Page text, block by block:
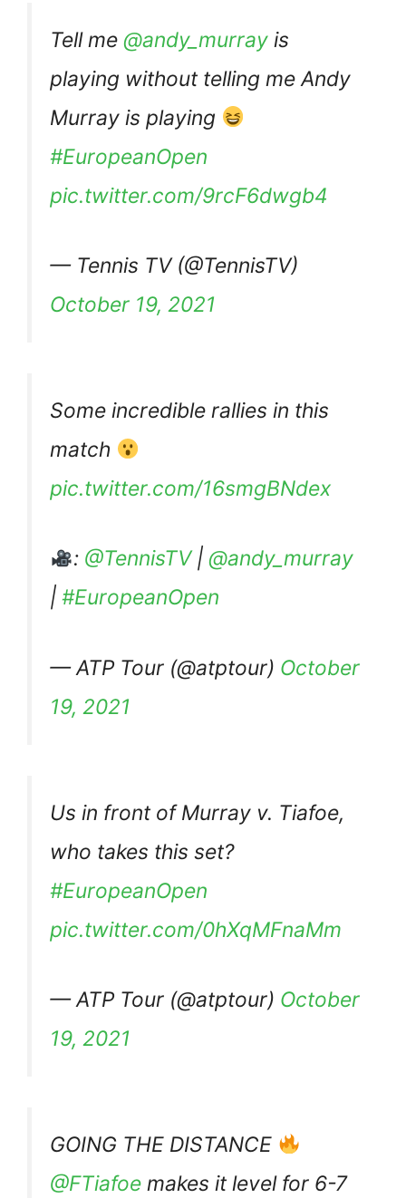
Tell me @andy_murray is
playing without telling me Andy
Murray is playing
#EuropeanOpen
pic.twitter.com/9rcF6dwgb4
— Tennis TV (@TennisTV)
October 19, 2021
Some incredible rallies in this
match
pic.twitter.com/16smgBNdex
: @TennisTV| @andy_murray
| #EuropeanOpen
— ATP Tour (@atptour) October
19, 2021
Us in front of Murray v. Tiafoe,
who takes this set?
#EuropeanOpen
pic.twitter.com/0hXqMFnaMm
— ATP Tour (@atptour) October
19, 2021
GOING THE DISTANCE
@FTiafoe makes it level for 6-7